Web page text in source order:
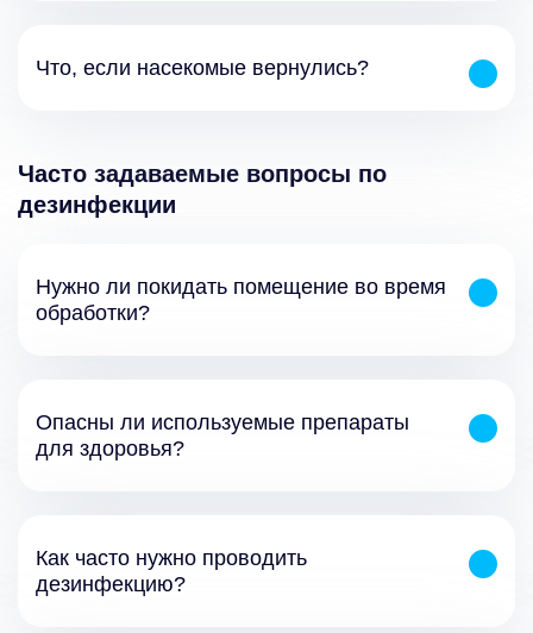
Что, если насекомые вернулись?
Часто задаваемые вопросы по
дезинфекции
Нужно ли покидать помещение во время
обработки?
Опасны ли используемые препараты
для здоровья?
Как часто нужно проводить
дезинфекцию?